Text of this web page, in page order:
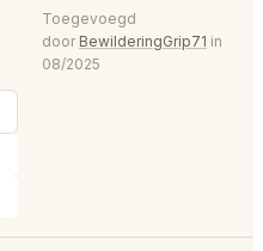
Toegevoegd
door BewilderingGrip71 in
08/2025